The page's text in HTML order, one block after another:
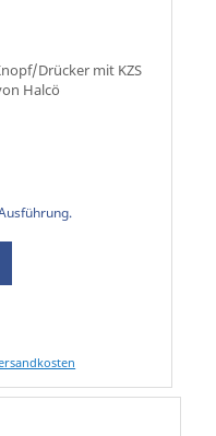
Drücker mit KZS
Halcö